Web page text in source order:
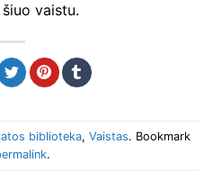
vaistu.
biblioteka, Vaistas. Bookmark
.